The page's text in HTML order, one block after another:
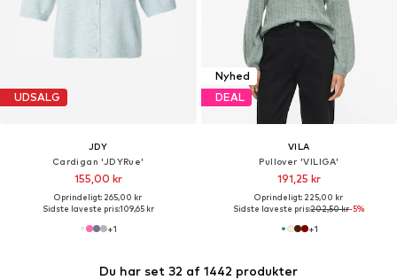
UDSALG
JDY
Cardigan 'JDYRue'
155,00 kr
Oprindeligt: 265,00 kr
Sidste laveste pris:109,65 kr
+1
Nyhed
DEAL
VILA
Pullover 'VILIGA'
191,25 kr
Oprindeligt: 225,00 kr
Sidste laveste pris:202,50 kr-5%
+1
Du har set 32 af 1442 produkter